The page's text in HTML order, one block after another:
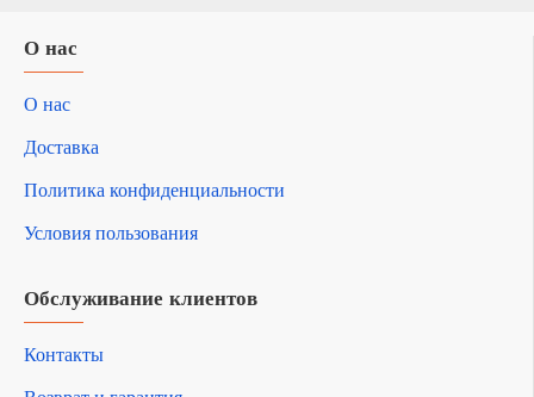
О нас
О нас
Доставка
Политика конфиденциальности
Условия пользования
Обслуживание клиентов
Контакты